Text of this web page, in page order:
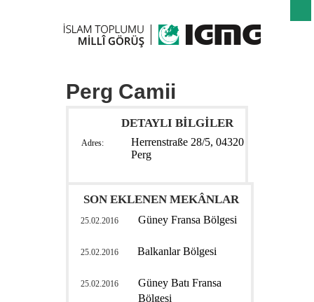
Perg Camii
DETAYLI BİLGİLER
Adres:
Herrenstraße 28/5, 04320
Perg
SON EKLENEN MEKÂNLAR
25.02.2016 Güney Fransa Bölgesi
25.02.2016 Balkanlar Bölgesi
25.02.2016
Güney Batı Fransa
Bölgesi